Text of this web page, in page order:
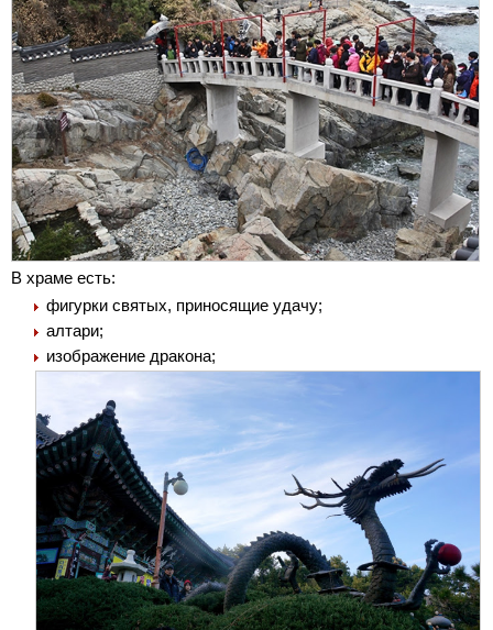
В храме есть:
фигурки святых, приносящие удачу;
алтари;
изображение дракона;